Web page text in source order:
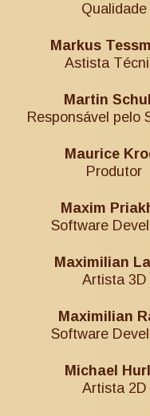
Qualidade
Markus
Astista
Martin
Responsável pelo
Maurice
Produtor
Maxim
Software
Maximilian
Artista 3D
Maximilian
Software
Michael
Artista 2D